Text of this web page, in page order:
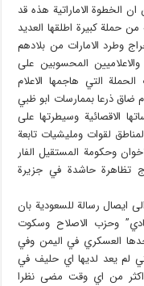
الخطوة الاماراتية هذه قد
حملة كبيرة اطلقها العديد
وطرد الامارات من بلادهم
المحسوبين على
التي هاجمها الاعلام
ضاق ذرعا بممارسات ابو ظبي
الاقصائية وسيطرتها على
لقوات ومليشيات تابعة
وحكومة المستقيل الفار
تظاهرة حاشدة في جزيرة
ايصال رسالة للسعودية بان
وحزب الاصلاح وسكوت
العسكري في اليمن وفي
لم يعد لديها اي حليف في
اكثر من اي وقت مضى نظرا